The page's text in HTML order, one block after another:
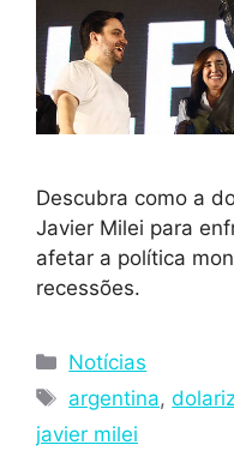
Descubra como a
Javier Milei para
afetar a política
recessões.
Notícias
argentina,
javier milei